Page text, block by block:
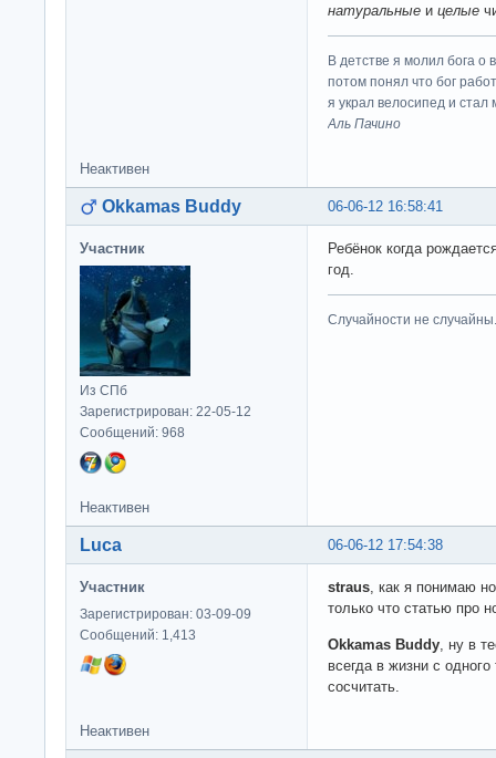
натуральные и целые
В детстве я молил бога о
потом понял что бог
я украл велосипед и стал
Аль Пачино
Неактивен
06-06-12 16:58:41
Okkamas Buddy
Участник
Из СПб
Зарегистрирован: 22-05-12
Сообщений: 968
Ребёнок когда
год.
Случайности не случайны.
Неактивен
06-06-12 17:54:38
Luca
Участник
Зарегистрирован: 03-09-09
Сообщений: 1,413
straus, как я понимаю
только что статью про
Okkamas Buddy, ну в
всегда в жизни с
сосчитать.
Неактивен